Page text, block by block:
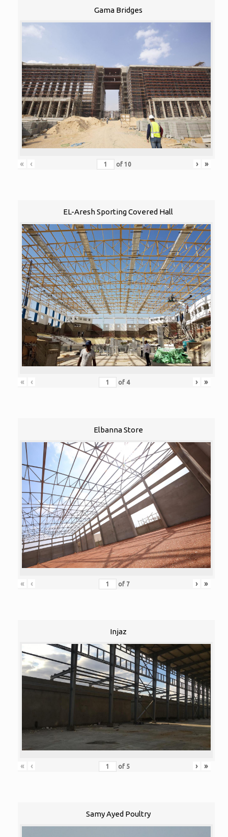
Gama Bridges
« ‹ of 10 › »
EL-Aresh Sporting Covered Hall
« ‹ of 4 › »
Elbanna Store
« ‹ of 7 › »
Injaz
« ‹ of 5 › »
Samy Ayed Poultry